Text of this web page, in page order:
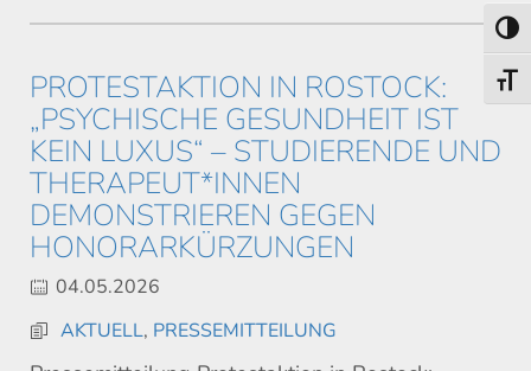
PROTESTAKTION IN ROSTOCK:
„PSYCHISCHE GESUNDHEIT IST
KEIN LUXUS“ – STUDIERENDE UND
THERAPEUT*INNEN
DEMONSTRIEREN GEGEN
HONORARKÜRZUNGEN
04.05.2026
AKTUELL, PRESSEMITTEILUNG